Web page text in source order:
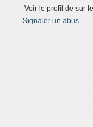
Voir le profil de sur
Signaler un abus